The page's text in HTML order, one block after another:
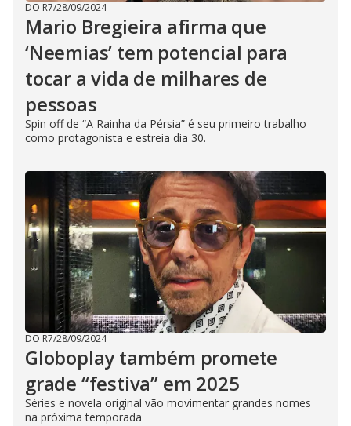
DO R7/28/09/2024
Mario Bregieira afirma que
‘Neemias’ tem potencial para
tocar a vida de milhares de
pessoas
Spin off de “A Rainha da Pérsia” é seu primeiro trabalho
como protagonista e estreia dia 30.
DO R7/28/09/2024
Globoplay também promete
grade “festiva” em 2025
Séries e novela original vão movimentar grandes nomes
na próxima temporada